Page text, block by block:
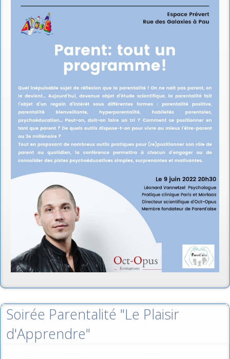
Soirée Parentalité "Le Plaisir
d'Apprendre"